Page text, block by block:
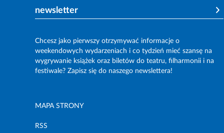
newsletter
Chcesz jako pierwszy otrzymywać informacje o
weekendowych wydarzeniach i co tydzień mieć szansę na
wygrywanie książek oraz biletów do teatru, filharmonii i na
festiwale? Zapisz się do naszego newslettera!
MAPA STRONY
RSS